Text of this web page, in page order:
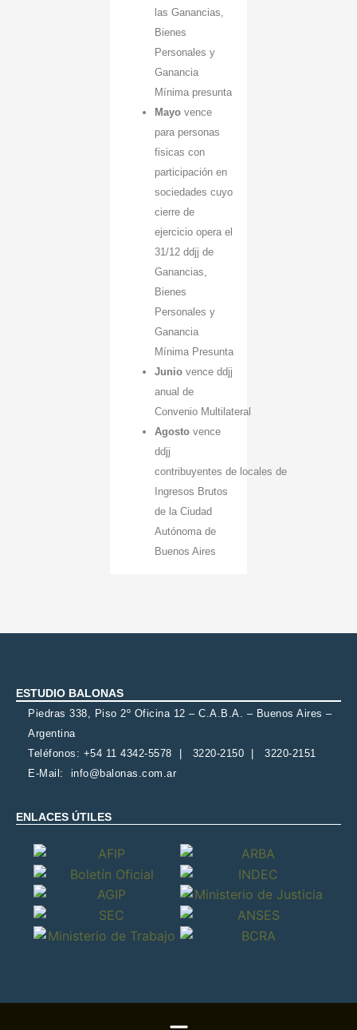
las Ganancias,
Bienes
Personales y
Ganancia
Mínima presunta
Mayo vence
para personas
fisicas con
participación en
sociedades cuyo
cierre de
ejercicio opera el
31/12 ddjj de
Ganancias,
Bienes
Personales y
Ganancia
Mínima Presunta
Junio vence ddjj
anual de
Convenio Multilateral
Agosto vence
ddjj
contribuyentes de locales de
Ingresos Brutos
de la Ciudad
Autónoma de
Buenos Aires
ENLACES ÚTILES
ESTUDIO BALONAS
Piedras 338, Piso 2º Oficina 12 – C.A.B.A. – Buenos Aires –
Argentina
Teléfonos: +54 11 4342-5578 | 3220-2150 | 3220-2151
E-Mail: info@balonas.com.ar